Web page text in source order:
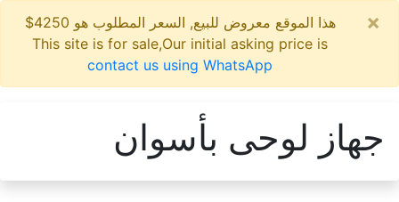
هذا الموقع معروض للبيع, السعر المطلوب هو 4250$
This site is for sale,Our initial asking price is
contact us using WhatsApp
جهاز لوحى بأسوان